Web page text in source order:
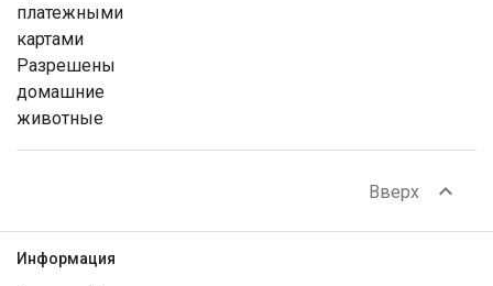
платежными
картами
Разрешены
домашние
животные
Вверх expand_less
Информация